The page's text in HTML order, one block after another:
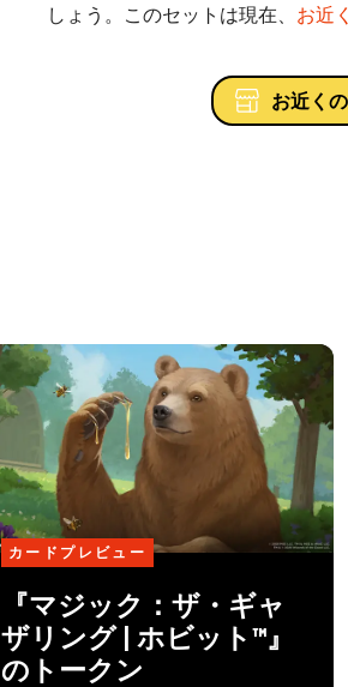
しょう。このセットは現在、 お近
お近く
カードプレビュー
『マジック：ザ・ギャ
ザリング | ホビット™』
のトークン